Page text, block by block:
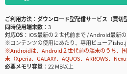
ご利用方法
ダウンロード型配信サービス（買切型
同時使用端末数
3
対応OS
iOS最新の２世代前まで / Android最新
※コンテンツの使用にあたり、専用ビューア
※Androidは、Android２世代前の端末のうち、
末（Xperia、GALAXY、AQUOS、ARROWS、
必要メモリ容量
22 MB以上